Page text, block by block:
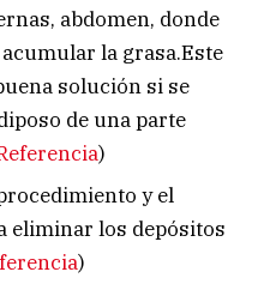
abdomen, donde
la grasa.Este
solución si se
de una parte
)
y el
eliminar los depósitos
)